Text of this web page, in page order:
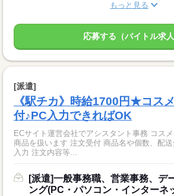
もっと見る
応募する（バイトル求人
[派遣]
《駅チカ》時給1700円★コス
付♪PC入力できればOK
ECサイト運営会社でアシスタント事務 コス
商品を扱います 注文受付 商品名や個数、配
入力 注文内容等...
[派遣]一般事務職、営業事務、デ
ング(PC・パソコン・インターネ